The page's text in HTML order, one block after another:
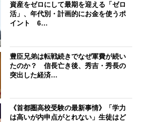
資産をゼロにして最期を迎える「ゼロ
活」、年代別・計画的にお金を使うポ
イント 6…
豊臣兄弟は転戦続きでなぜ軍費が続い
たのか？ 信長亡き後、秀吉・秀長の
突出した経済…
《首都圏高校受験の最新事情》「学力
は高いが内申点がとれない」生徒はど